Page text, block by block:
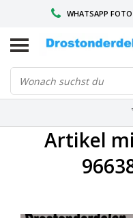
WHATSAPP
VOOR 16.00
Artikel